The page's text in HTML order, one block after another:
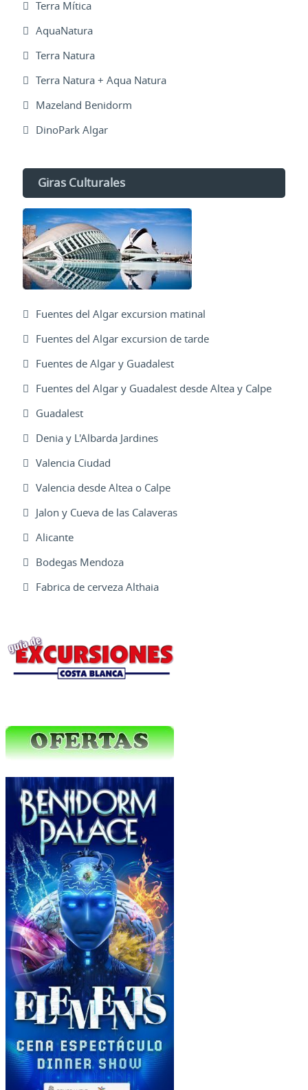
Terra Mítica
AquaNatura
Terra Natura
Terra Natura + Aqua Natura
Mazeland Benidorm
DinoPark Algar
Giras Culturales
Fuentes del Algar excursion matinal
Fuentes del Algar excursion de tarde
Fuentes de Algar y Guadalest
Fuentes del Algar y Guadalest desde Altea y Calpe
Guadalest
Denia y L'Albarda Jardines
Valencia Ciudad
Valencia desde Altea o Calpe
Jalon y Cueva de las Calaveras
Alicante
Bodegas Mendoza
Fabrica de cerveza Althaia